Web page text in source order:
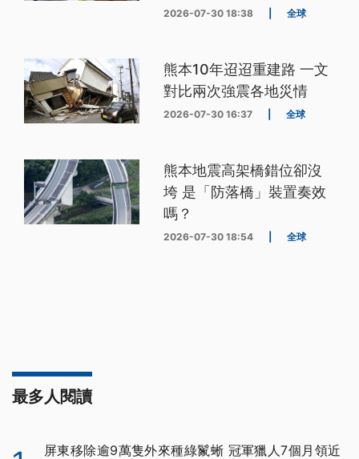
2026-07-30 18:38 全球
熊本10年迢迢重建路 一文
對比兩次強震各地災情
2026-07-30 16:37 全球
熊本地震高架橋錯位卻沒
垮 是「防落橋」裝置奏效
嗎？
2026-07-30 18:54 全球
最多人閱讀
屏東移除逾9萬隻外來種綠鬣蜥 冠軍獵人7個月領近